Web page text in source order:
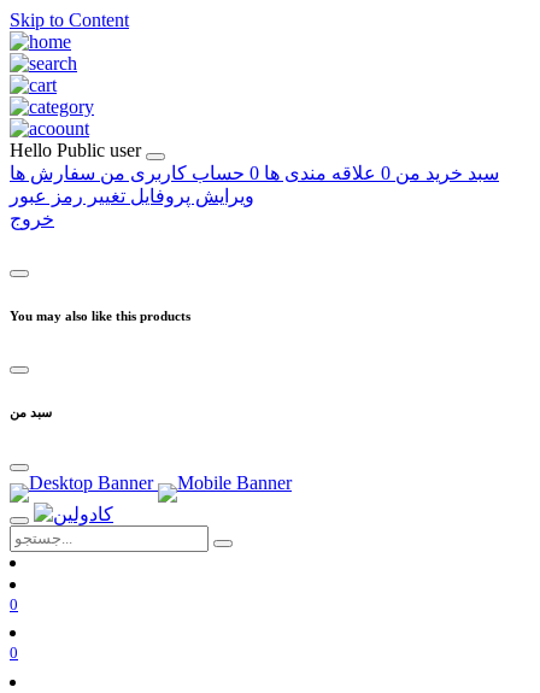
Skip to Content
Hello Public user
سبد خرید من 0 علاقه مندی ها 0 حساب کاربری من سفارش ها
ویرایش پروفایل تغییر رمز عبور
خروج
You may also like this products
سبد من
0
0